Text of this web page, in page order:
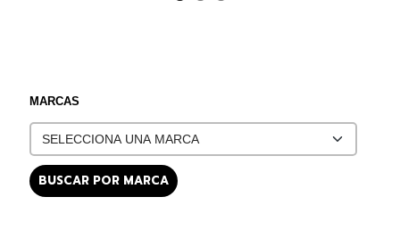
MARCAS